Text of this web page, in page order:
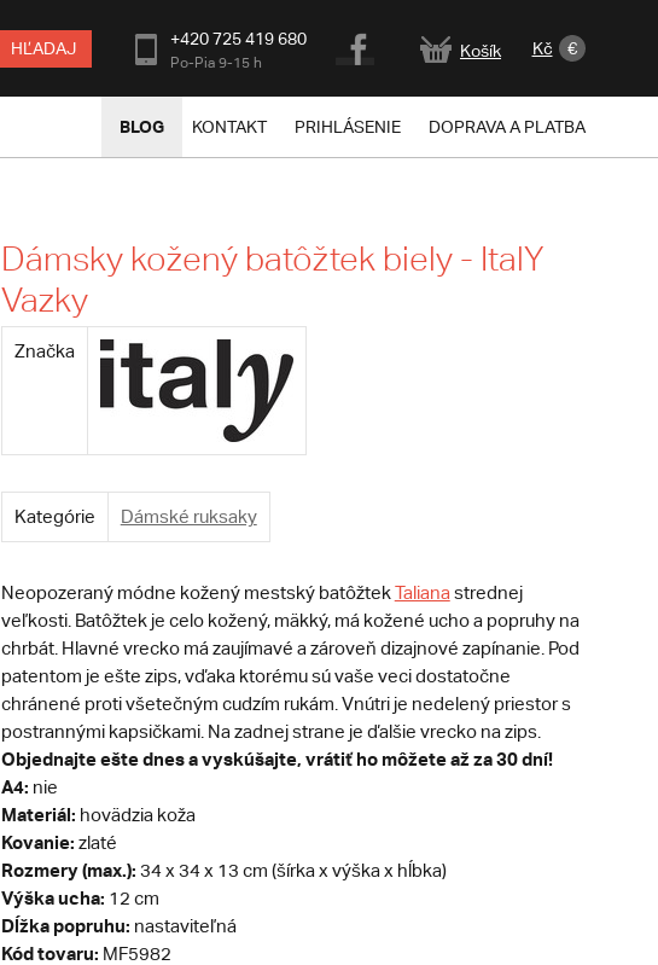
HĽADAJ +420 725 419 680
Po-Pia 9-15 h
Košík Kč €
BLOG KONTAKT PRIHLÁSENIE DOPRAVA A PLATBA
Dámsky kožený batôžtek biely - ItalY
Vazky
Značka
Kategórie Dámské ruksaky
Neopozeraný módne kožený mestský batôžtekTaliana strednej
veľkosti. Batôžtek je celo kožený, mäkký, má kožené ucho a popruhy na
chrbát. Hlavné vrecko má zaujímavé a zároveň dizajnové zapínanie. Pod
patentom je ešte zips, vďaka ktorému sú vaše veci dostatočne
chránené proti všetečným cudzím rukám. Vnútri je nedelený priestor s
postrannými kapsičkami. Na zadnej strane je ďalšie vrecko na zips.
Objednajte ešte dnes a vyskúšajte, vrátiť ho môžete až za 30 dní!
A4: nie
Materiál: hovädzia koža
Kovanie: zlaté
Rozmery (max.): 34 x 34 x 13 cm (šírka x výška x hĺbka)
Výška ucha: 12 cm
Dĺžka popruhu: nastaviteľná
Kód tovaru: MF5982